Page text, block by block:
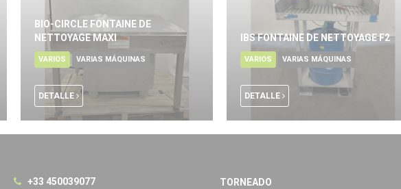
BIO-CIRCLE FONTAINE DE
NETTOYAGE MAXI
VARIOS VARIAS MÁQUINAS
DETALLE
IBS FONTAINE DE NETTOYAGE F2
VARIOS VARIAS MÁQUINAS
DETALLE
+33 450039077 TORNEADO